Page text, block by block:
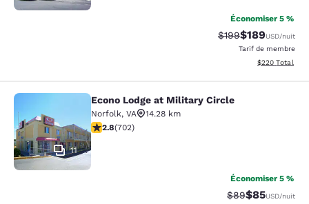
Économiser 5 %
Tarif barré :
$199Tarif réduit :
$189USD/nuit
Tarif de membre
Afficher les
$220 Total
Econo Lodge at Military Circle
11
Econo Lodge at Military Circle
Norfolk, VA
14.28 km
2.78 étoiles. Moyen. 702 commentaires
2.8(702)
Économiser 5 %
Tarif barré :
$89Tarif réduit :
$85USD/nuit